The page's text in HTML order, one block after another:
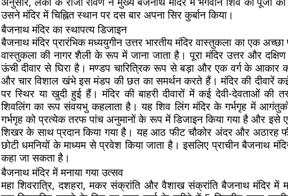
उसने मंदिर में चिह्नित स्थान पर दस बार अपना सिर कुर्बान किया।
बैजनाथ मंदिर का स्थापत्य डिजाइन
बैजनाथ मंदिर प्रारंभिक मध्ययुगीन उत्तर भारतीय मंदिर वास्तुकला का एक अच्छा
वास्तुकला की नागर शैली के रूप में जाना जाता है। पूरा मंदिर उत्तर और
ऊंची दीवार से घिरा है। मण्डप चारित्रिक रूप से बड़ा और एक वर्ग के आकार
और चार विशाल खंभे इस मंडप की छत का समर्थन करते हैं। मंदिर की दीवारें
पर स्थिर या खुदी हुई हैं। मंदिर की बाहरी दीवारों में कई देवी-देवताओं की
शिवलिंग का रूप संवयभु कहलाता है। यह शिव लिंग मंदिर के गर्भगृह में
गर्भगृह को प्रत्येक तरफ पांच अनुमानों के रूप में डिजाइन किया गया है और
शिखर के साथ प्रदान किया गया है। यह आठ फीट चौकोर अंदर और अठारह
छोटी धमनियों के माध्यम से प्रवेश किया जाता है। इसलिए प्राचीन बैजनाथ
कहा जा सकता है।
बैजनाथ मंदिर में मनाया गया उत्सव
महा शिवरात्रि, दशहरा, मकर संक्रांति और वैशाख संक्रांति बैजनाथ मंदिर में